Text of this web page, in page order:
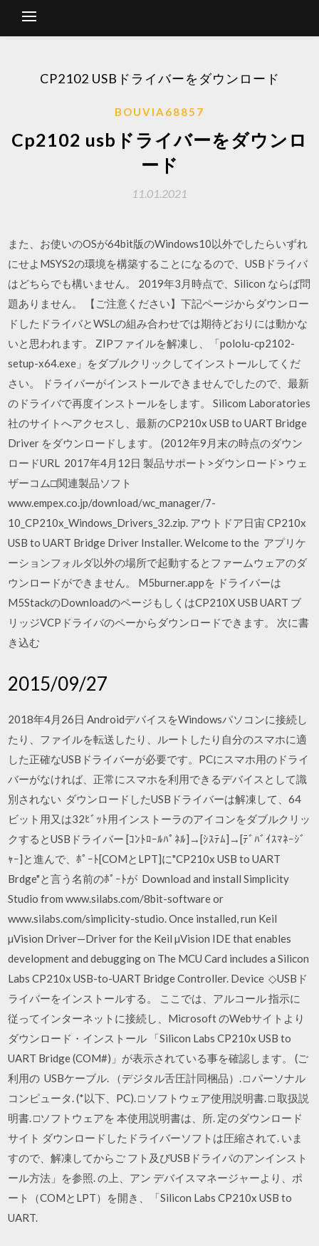
CP2102 USBドライバーをダウンロード
BOUVIA68857
Cp2102 usbドライバーをダウンロ
ード
11.01.2021
また、お使いのOSが64bit版のWindows10以外でしたらいずれ
にせよMSYS2の環境を構築することになるので、USBドライバ
はどちらでも構いません。 2019年3月時点で、Silicon ならば問
題ありません。 【ご注意ください】下記ページからダウンロー
ドしたドライバとWSLの組み合わせでは期待どおりには動かな
いと思われます。 ZIPファイルを解凍し、「pololu-cp2102-
setup-x64.exe」をダブルクリックしてインストールしてくだ
さい。 ドライバーがインストールできませんでしたので、最新
のドライバで再度インストールをします。 Silicom Laboratories
社のサイトへアクセスし、最新のCP210x USB to UART Bridge
Driver をダウンロードします。 (2012年9月末の時点のダウン
ロードURL 2017年4月12日 製品サポート>ダウンロード> ウェ
ザーコム□関連製品ソフト
www.empex.co.jp/download/wc_manager/7-
10_CP210x_Windows_Drivers_32.zip. アウトドア日宙 CP210x
USB to UART Bridge Driver Installer. Welcome to the アプリケ
ーションフォルダ以外の場所で起動するとファームウェアのダ
ウンロードができません。 M5burner.appを ドライバーは
M5StackのDownloadのページもしくはCP210X USB UART ブ
リッジVCPドライバのペーからダウンロードできます。 次に書
き込む
2015/09/27
2018年4月26日 AndroidデバイスをWindowsパソコンに接続し
たり、ファイルを転送したり、ルートしたり自分のスマホに適
した正確なUSBドライバーが必要です。PCにスマホ用のドライ
バーがなければ、正常にスマホを利用できるデバイスとして識
別されない ダウンロードしたUSBドライバーは解凍して、64
ビット用又は32ﾋﾞｯﾄ用インストーラのアイコンをダブルクリッ
クするとUSBドライバー [ｺﾝﾄﾛｰﾙﾊﾟﾈﾙ]→[ｼｽﾃﾑ]→[ﾃﾞﾊﾞｲｽﾏﾈｰｼﾞ
ｬｰ]と進んで、ﾎﾟｰﾄ[COMとLPT]に"CP210x USB to UART
Brdge"と言う名前のﾎﾟｰﾄが Download and install Simplicity
Studio from www.silabs.com/8bit-software or
www.silabs.com/simplicity-studio. Once installed, run Keil
µVision Driver—Driver for the Keil µVision IDE that enables
development and debugging on The MCU Card includes a Silicon
Labs CP210x USB-to-UART Bridge Controller. Device ◇USBド
ライバーをインストールする。 ここでは、アルコール 指示に
従ってインターネットに接続し、Microsoft のWebサイトより
ダウンロード・インストール 「Silicon Labs CP210x USB to
UART Bridge (COM#)」が表示されている事を確認します。 (ご
利用の USBケーブル. （デジタル舌圧計同梱品）. □ パーソナル
コンピュータ. (*以下、PC). □ ソフトウェア使用説明書. □ 取扱説
明書. □ソフトウェアを 本使用説明書は、所. 定のダウンロード
サイト ダウンロードしたドライバーソフトは圧縮されて. いま
すので、解凍してからご フト及びUSBドライバのアンインスト
ール方法」を参照. の上、アン デバイスマネージャーより、ポ
ート（COMとLPT）を開き、「Silicon Labs CP210x USB to
UART.